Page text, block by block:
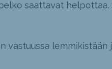
saattavat helpottaa.
vastuussa lemmikistään